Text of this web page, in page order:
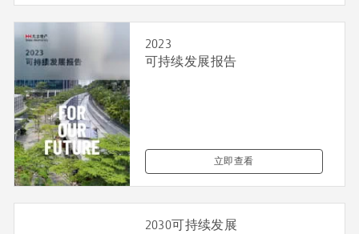
2023
可持续发展报告
立即查看
2030可持续发展